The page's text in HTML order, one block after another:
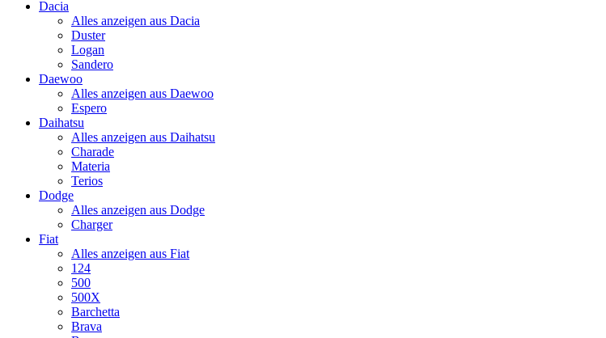
Dacia
Alles anzeigen aus Dacia
Duster
Logan
Sandero
Daewoo
Alles anzeigen aus Daewoo
Espero
Daihatsu
Alles anzeigen aus Daihatsu
Charade
Materia
Terios
Dodge
Alles anzeigen aus Dodge
Charger
Fiat
Alles anzeigen aus Fiat
124
500
500X
Barchetta
Brava